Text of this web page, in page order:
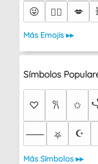
😜
❤️‍🔥 💋
Más Emojis ▸▸
Símbolos
♡ 𐙚 ✩
⸺ ⛧ ☪
Más Símbolos ▸▸